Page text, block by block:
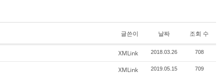
글쓴이 날짜 조회 수
XMLink 2018.03.26 708
XMLink 2019.05.15 709